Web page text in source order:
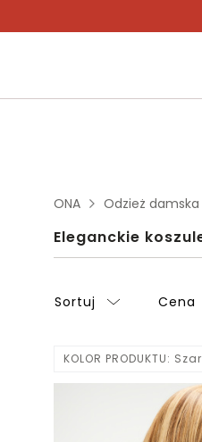
ONA Odzież damska
Eleganckie
Sortuj Cena
KOLOR PRODUKTU: